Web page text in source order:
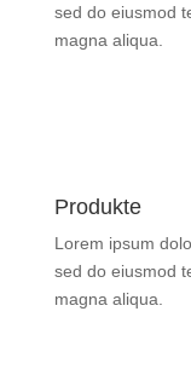
sed do eiusmod
magna aliqua.
Produkte
Lorem ipsum
sed do eiusmod
magna aliqua.